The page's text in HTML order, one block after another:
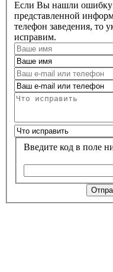
Если Вы нашли ошибку
представленной
телефон заведения, то
исправим.
Введите код в поле